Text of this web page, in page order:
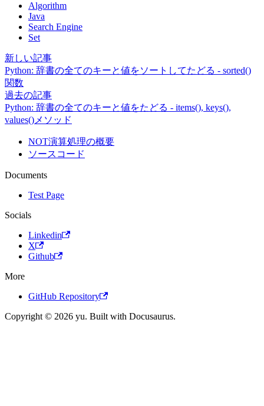
Algorithm
Java
Search Engine
Set
新しい記事
Python: 辞書の全てのキーと値をソートしてたどる - sorted()
関数
過去の記事
Python: 辞書の全てのキーと値をたどる - items(), keys(),
values()メソッド
NOT演算処理の概要
ソースコード
Documents
Test Page
Socials
Linkedin
X
Github
More
GitHub Repository
Copyright © 2026 yu. Built with Docusaurus.